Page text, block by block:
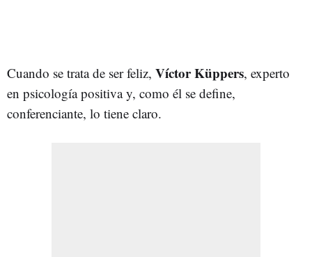
Cuando se trata de ser feliz, Víctor Küppers, experto
en psicología positiva y, como él se define,
conferenciante, lo tiene claro.